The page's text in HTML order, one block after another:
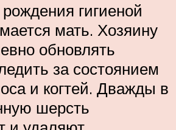
гигиеной
мать. Хозяину
обновлять
за состоянием
и когтей. Дважды в
шерсть